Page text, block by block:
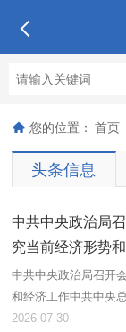
您的位置： 首页
头条信息
中共中央政治局
究当前经济形势
中共中央政治局召开
和经济工作中共中央
央政治局7月30日召
2026-07-30